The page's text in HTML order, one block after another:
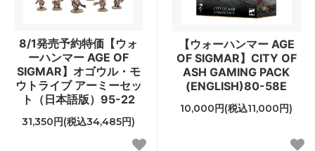
8/1発売予約特価【ウォ
ーハンマー AGE OF
SIGMAR】オゴウル・モ
ウトライブ アーミーセッ
ト（日本語版）95-22
31,350円(税込34,485円)
【ウォーハンマー AGE
OF SIGMAR】CITY OF
ASH GAMING PACK
(ENGLISH)80-58E
10,000円(税込11,000円)